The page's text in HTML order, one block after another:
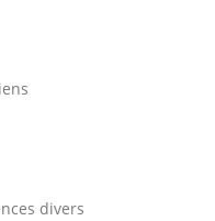
divers